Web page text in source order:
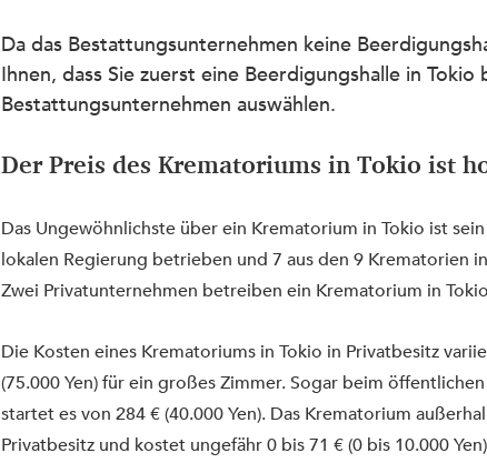
Da das Bestattungsunternehmen keine
Ihnen, dass Sie zuerst eine Beerdigungshalle in Tokio
Bestattungsunternehmen auswählen.
Der Preis des Krematoriums in Tokio ist
Das Ungewöhnlichste über ein Krematorium in Tokio ist
lokalen Regierung betrieben und 7 aus den 9 Krematorien
Zwei Privatunternehmen betreiben ein Krematorium in
Die Kosten eines Krematoriums in Tokio in Privatbesitz
(75.000 Yen) für ein großes Zimmer. Sogar beim
startet es von 284 € (40.000 Yen). Das Krematorium
Privatbesitz und kostet ungefähr 0 bis 71 € (0 bis 10.000